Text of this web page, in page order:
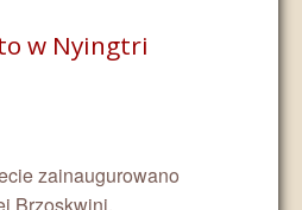
w Nyingtri
zainaugurowano